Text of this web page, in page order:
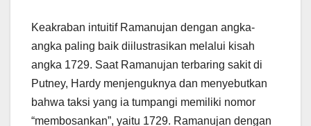
Keakraban intuitif Ramanujan dengan angka-
angka paling baik diilustrasikan melalui kisah
angka 1729. Saat Ramanujan terbaring sakit di
Putney, Hardy menjenguknya dan menyebutkan
bahwa taksi yang ia tumpangi memiliki nomor
“membosankan”, yaitu 1729. Ramanujan dengan